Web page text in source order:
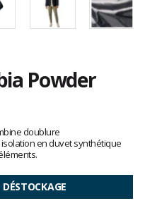
Powder
doublure
en duvet synthétique